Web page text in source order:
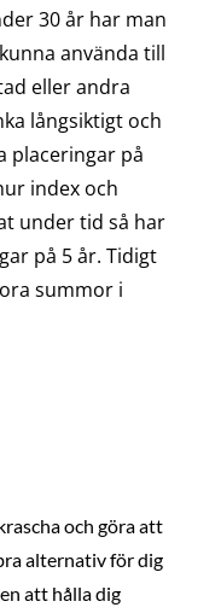
30 år har man
använda till
eller andra
långsiktigt och
placeringar på
index och
under tid så har
på 5 år. Tidigt
summor i
och göra att
alternativ för dig
att hålla dig